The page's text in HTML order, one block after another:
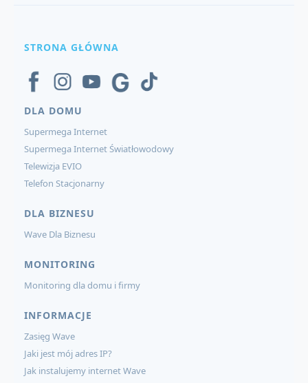
STRONA GŁÓWNA
DLA DOMU
Supermega Internet
Supermega Internet Światłowodowy
Telewizja EVIO
Telefon Stacjonarny
DLA BIZNESU
Wave Dla Biznesu
MONITORING
Monitoring dla domu i firmy
INFORMACJE
Zasięg Wave
Jaki jest mój adres IP?
Jak instalujemy internet Wave